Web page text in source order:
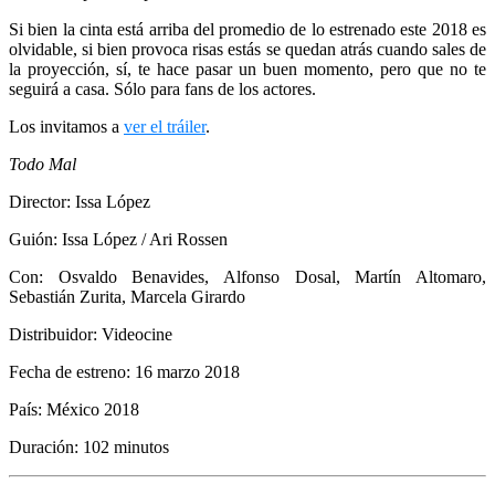
Si bien la cinta está arriba del promedio de lo estrenado este 2018 es
olvidable, si bien provoca risas estás se quedan atrás cuando sales de
la proyección, sí, te hace pasar un buen momento, pero que no te
seguirá a casa. Sólo para fans de los actores.
Los invitamos a ver el tráiler.
Todo Mal
Director: Issa López
Guión: Issa López / Ari Rossen
Con: Osvaldo Benavides, Alfonso Dosal, Martín Altomaro,
Sebastián Zurita, Marcela Girardo
Distribuidor: Videocine
Fecha de estreno: 16 marzo 2018
País: México 2018
Duración: 102 minutos